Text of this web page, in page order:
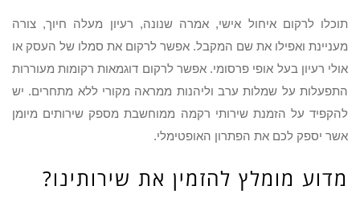
תוכלו לרקום איחול אישי, אמרה שנונה, רעיון מעלה חיוך, צורה
מעניינת ואפילו את שם המקבל. אפשר לרקום את סמלו של העסק או
אולי רעיון בעל אופי פרסומי. אפשר לרקום דוגמאות רקומות מעוררות
התפעלות על שמלות ערב וליהנות ממראה מקורי ללא מתחרים. יש
להקפיד על הזמנת שירותי רקמה ממוחשבת מספק שירותים מיומן
אשר יספק לכם את הפתרון האופטימלי.
מדוע מומלץ להזמין את שירותינו?